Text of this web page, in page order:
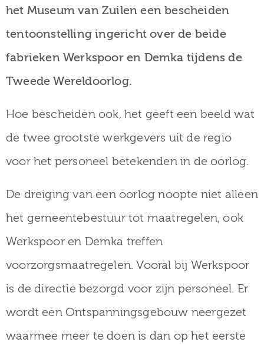
het Museum van Zuilen een bescheiden
tentoonstelling ingericht over de beide
fabrieken Werkspoor en Demka tijdens de
Tweede Wereldoorlog.
Hoe bescheiden ook, het geeft een beeld wat
de twee grootste werkgevers uit de regio
voor het personeel betekenden in de oorlog.
De dreiging van een oorlog noopte niet alleen
het gemeentebestuur tot maatregelen, ook
Werkspoor en Demka treffen
voorzorgsmaatregelen. Vooral bij Werkspoor
is de directie bezorgd voor zijn personeel. Er
wordt een Ontspanningsgebouw neergezet
waarmee meer te doen is dan op het eerste